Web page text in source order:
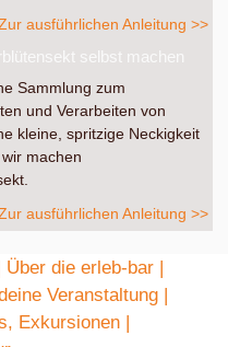
ausführlichen Anleitung >>
selbst machen
Sammlung zum
und Verarbeiten von
kleine, spritzige Neckigkeit
machen
ausführlichen Anleitung >>
Über die erleb-bar |
Veranstaltung |
Exkursionen |